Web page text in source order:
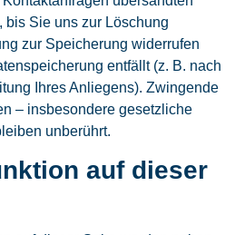
bis Sie uns zur Löschung
zur Speicherung widerrufen
entfällt (z. B. nach
Ihres Anliegens). Zwingende
– insbesondere gesetzliche
unberührt.
auf dieser